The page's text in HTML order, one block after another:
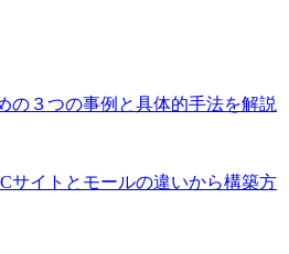
の３つの事例と具体的手法を解説
サイトとモールの違いから構築方